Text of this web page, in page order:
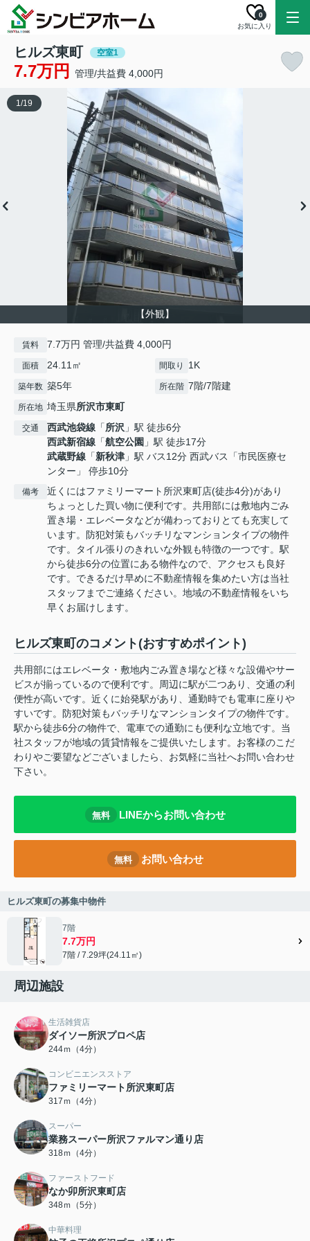
お気に入り
0
ヒルズ東町 空室1
7.7万円 管理/共益費 4,000円
【外観】
1/19
賃料 7.7万円 管理/共益費 4,000円
面積 24.11㎡ 間取り 1K
築年数 築5年 所在階 7階/7階建
所在地 埼玉県所沢市東町
交通 西武池袋線 「所沢 」駅 徒歩6分
西武新宿線 「航空公園 」駅 徒歩17分
武蔵野線 「新秋津 」駅 バス12分 西武バス「市民医療セ
ンター」 停歩10分
備考
近くにはファミリーマート所沢東町店(徒歩4分)があり
ちょっとした買い物に便利です。共用部には敷地内ごみ
置き場・エレベータなどが備わっておりとても充実して
います。防犯対策もバッチリなマンションタイプの物件
です。タイル張りのきれいな外観も特徴の一つです。駅
から徒歩6分の位置にある物件なので、アクセスも良好
です。できるだけ早めに不動産情報を集めたい方は当社
スタッフまでご連絡ください。地域の不動産情報をいち
早くお届けします。
ヒルズ東町のコメント(おすすめポイント)
共用部にはエレベータ・敷地内ごみ置き場など様々な設備やサー
ビスが揃っているので便利です。周辺に駅が二つあり、交通の利
便性が高いです。近くに始発駅があり、通勤時でも電車に座りや
すいです。防犯対策もバッチリなマンションタイプの物件です。
駅から徒歩6分の物件で、電車での通勤にも便利な立地です。当
社スタッフが地域の賃貸情報をご提供いたします。お客様のこだ
わりやご要望などございましたら、お気軽に当社へお問い合わせ
下さい。
無料 LINEからお問い合わせ
無料 お問い合わせ
ヒルズ東町の募集中物件
7階
7.7万円
7階 / 7.29坪(24.11㎡)
周辺施設
生活雑貨店
ダイソー所沢プロペ店
244ｍ（4分）
コンビニエンスストア
ファミリーマート所沢東町店
317ｍ（4分）
スーパー
業務スーパー所沢ファルマン通り店
318ｍ（4分）
ファーストフード
なか卯所沢東町店
348ｍ（5分）
中華料理